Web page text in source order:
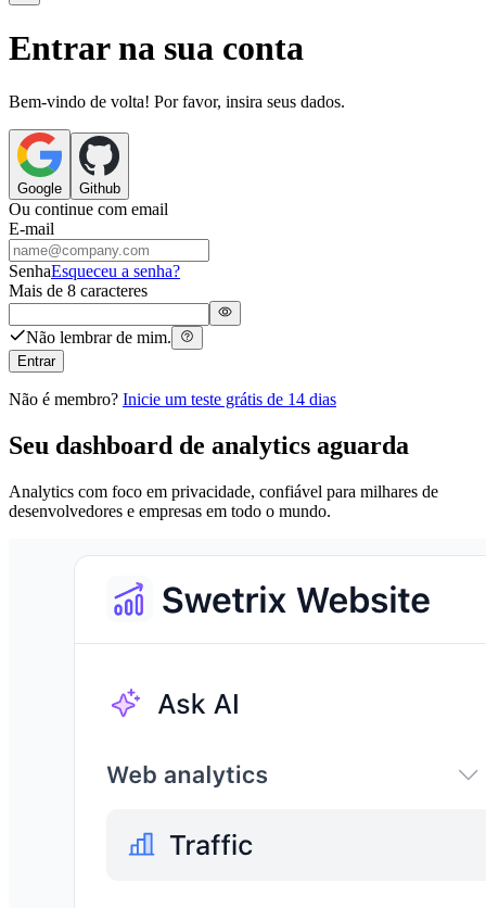
Entrar na sua conta
Bem-vindo de volta! Por favor, insira seus dados.
Google Github
Ou continue com email
E-mail
SenhaEsqueceu a senha?
Mais de 8 caracteres
Não lembrar de mim.
Entrar
Não é membro? Inicie um teste grátis de 14 dias
Seu dashboard de analytics aguarda
Analytics com foco em privacidade, confiável para milhares de
desenvolvedores e empresas em todo o mundo.